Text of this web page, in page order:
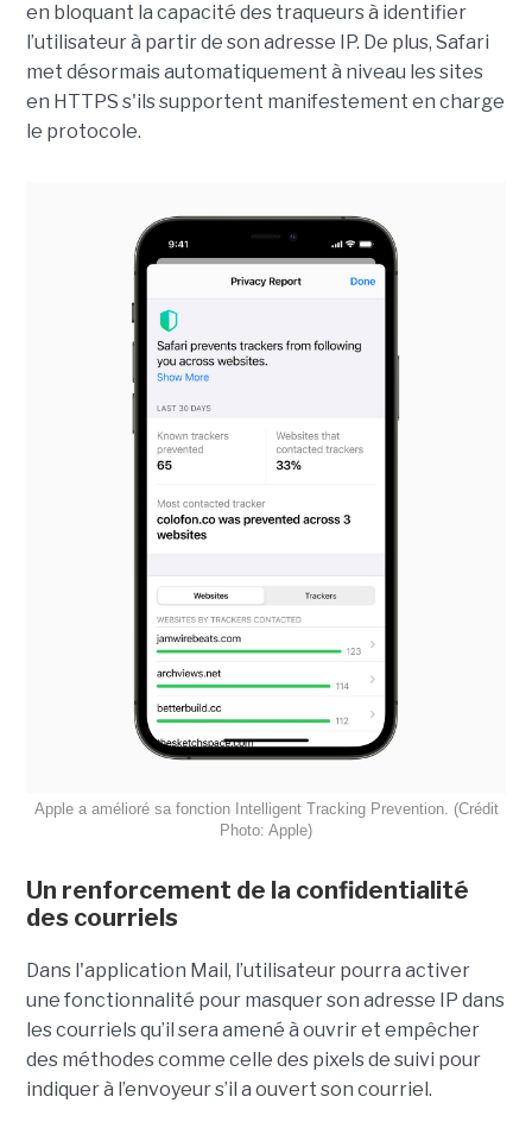
en bloquant la capacité des traqueurs à identifier
l’utilisateur à partir de son adresse IP. De plus, Safari
met désormais automatiquement à niveau les sites
en HTTPS s'ils supportent manifestement en charge
le protocole.
Apple a amélioré sa fonction Intelligent Tracking Prevention. (Crédit
Photo: Apple)
Un renforcement de la confidentialité
des courriels
Dans l'application Mail, l’utilisateur pourra activer
une fonctionnalité pour masquer son adresse IP dans
les courriels qu’il sera amené à ouvrir et empêcher
des méthodes comme celle des pixels de suivi pour
indiquer à l’envoyeur s’il a ouvert son courriel.